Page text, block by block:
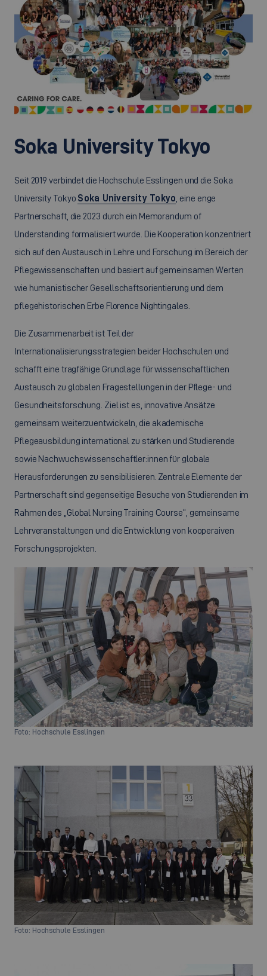
©
Soka University Tokyo
Seit 2019 verbindet die Hochschule Esslingen und die Soka
University Tokyo Soka University Tokyo , eine enge
Partnerschaft, die 2023 durch ein Memorandum of
Understanding formalisiert wurde. Die Kooperation konzentriert
sich auf den Austausch in Lehre und Forschung im Bereich der
Pflegewissenschaften und basiert auf gemeinsamen Werten
wie humanistischer Gesellschaftsorientierung und dem
pflegehistorischen Erbe Florence Nightingales.
Die Zusammenarbeit ist Teil der
Internationalisierungsstrategien beider Hochschulen und
schafft eine tragfähige Grundlage für wissenschaftlichen
Austausch zu globalen Fragestellungen in der Pflege- und
Gesundheitsforschung. Ziel ist es, innovative Ansätze
gemeinsam weiterzuentwickeln, die akademische
Pflegeausbildung international zu stärken und Studierende
sowie Nachwuchswissenschaftler:innen für globale
Herausforderungen zu sensibilisieren. Zentrale Elemente der
Partnerschaft sind gegenseitige Besuche von Studierenden im
Rahmen des „Global Nursing Training Course“, gemeinsame
Lehrveranstaltungen und die Entwicklung von kooperaiven
Forschungsprojekten.
Foto: Hochschule Esslingen
©
Foto: Hochschule Esslingen
©